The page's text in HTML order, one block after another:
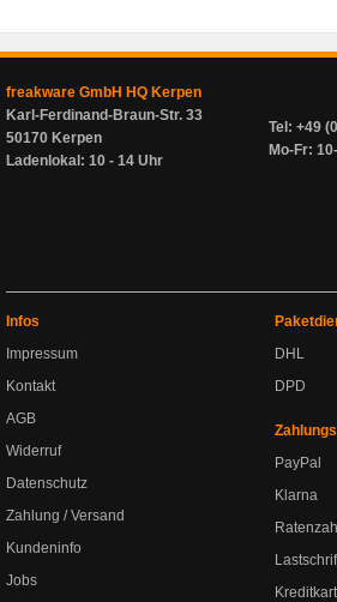
freakware GmbH HQ Kerpen
Karl-Ferdinand-Braun-Str. 33
50170 Kerpen
Ladenlokal: 10 - 14 Uhr
Tel: +49
Mo-Fr:
Infos
Impressum
Kontakt
AGB
Widerruf
Datenschutz
Zahlung / Versand
Kundeninfo
Jobs
DHL
DPD
PayPal
Klarna